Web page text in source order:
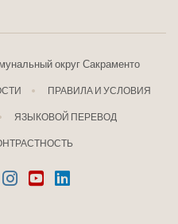
округ Сакраменто
ПРАВИЛА И УСЛОВИЯ
ЯЗЫКОВОЙ ПЕРЕВОД
Инстаграм
ЮтубLinkedIn